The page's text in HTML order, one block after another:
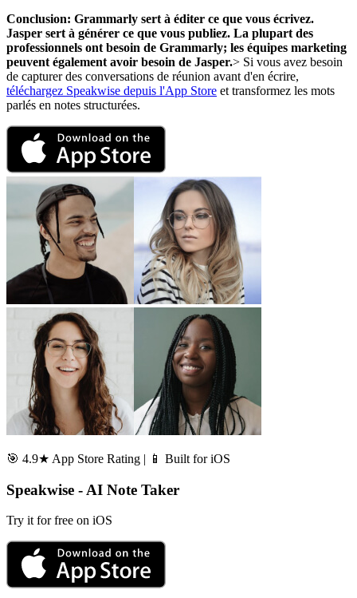
Conclusion: Grammarly sert à éditer ce que vous écrivez.
Jasper sert à générer ce que vous publiez. La plupart des
professionnels ont besoin de Grammarly; les équipes marketing
peuvent également avoir besoin de Jasper.> Si vous avez besoin
de capturer des conversations de réunion avant d'en écrire,
téléchargez Speakwise depuis l'App Store et transformez les mots
parlés en notes structurées.
🎯 4.9★ App Store Rating | 📱 Built for iOS
Speakwise - AI Note Taker
Try it for free on iOS